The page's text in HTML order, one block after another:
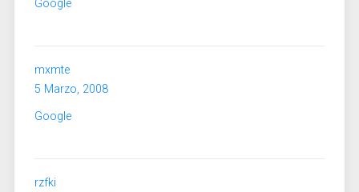
Google
mxmte
5 Marzo, 2008
Google
rzfki